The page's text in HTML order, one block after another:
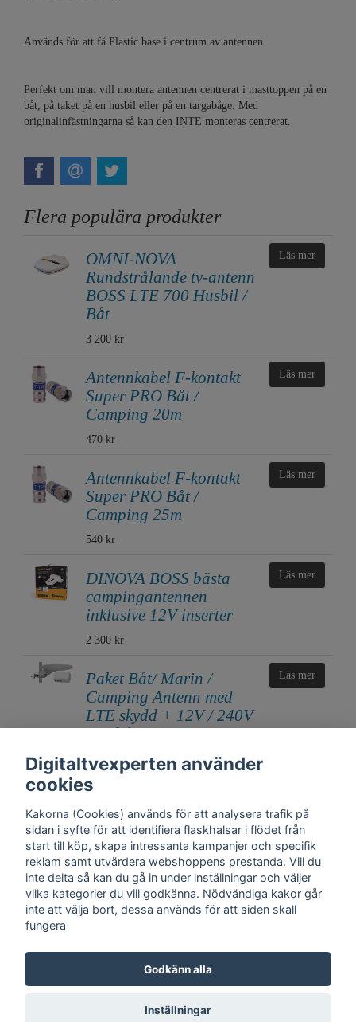
Används för att få Plastic base i centrum av antennen.
Perfekt om man vill montera antennen centrerat i masttoppen på en
båt, på taket på en husbil eller på en targabåge. Med
originalinfästningarna så kan den INTE monteras centrerat.
Flera populära produkter
OMNI-NOVA
Rundstrålande tv-antenn
BOSS LTE 700 Husbil /
Båt
3 200 kr
Läs mer
Antennkabel F-kontakt
Super PRO Båt /
Camping 20m
470 kr
Läs mer
Antennkabel F-kontakt
Super PRO Båt /
Camping 25m
540 kr
Läs mer
DINOVA BOSS bästa
campingantennen
inklusive 12V inserter
2 300 kr
Läs mer
Paket Båt/ Marin /
Camping Antenn med
LTE skydd + 12V / 240V
Nätdel UFO170 +
1 290 kr
Läs mer
Kontakt Trygghet Cookies Support Köpinfo Om oss English
Köpvillkor, Digitaltvexperten.se
Digitaltvexperten använder
cookies
Kakorna (Cookies) används för att analysera trafik på
sidan i syfte för att identifiera flaskhalsar i flödet från
start till köp, skapa intressanta kampanjer och specifik
reklam samt utvärdera webshoppens prestanda. Vill du
inte delta så kan du gå in under inställningar och väljer
vilka kategorier du vill godkänna. Nödvändiga kakor går
inte att välja bort, dessa används för att siden skall
fungera
Godkänn alla
Inställningar